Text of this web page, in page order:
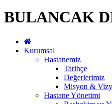
BULANCAK
Kurumsal
Hastanemiz
Tarihçe
Değerlerimiz
Misyon &
Hastane Yönetimi